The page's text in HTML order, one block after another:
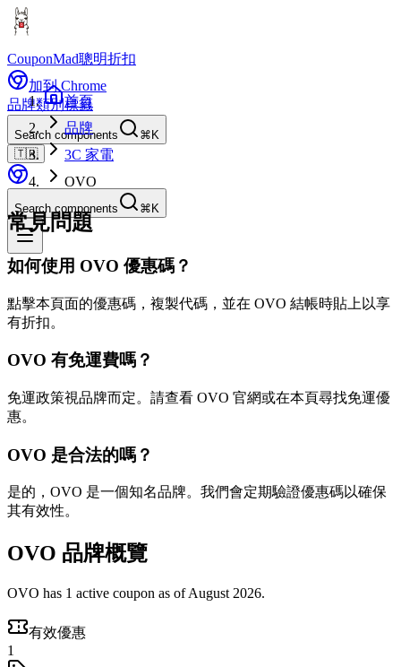
CouponMad聰明折扣
加到 Chrome
品牌類別標籤
Search components
⌘K
🇹🇼
Search components ⌘K
首頁
品牌
3C 家電
OVO
常見問題
如何使用 OVO 優惠碼？
點擊本頁面的優惠碼，複製代碼，並在 OVO 結帳時貼上以享
有折扣。
OVO 有免運費嗎？
免運政策視品牌而定。請查看 OVO 官網或在本頁尋找免運優
惠。
OVO 是合法的嗎？
是的，OVO 是一個知名品牌。我們會定期驗證優惠碼以確保
其有效性。
OVO 品牌概覽
OVO has 1 active coupon as of August 2026.
有效優惠
1